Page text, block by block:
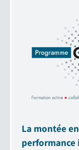
La montée
performance